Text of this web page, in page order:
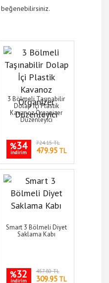
3 Bölmeli Taşınabilir
Dolap İçi Plastik
Kavanoz Organizer
Düzenleyici
%34
indirim
724.15 TL
479.95TL
Smart 3 Bölmeli Diyet
Saklama Kabı
%32
indirim
457.80 TL
309.95TL